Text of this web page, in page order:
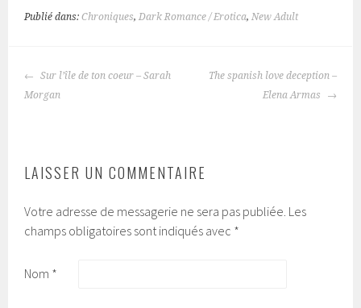
Publié dans:Chroniques, Dark Romance / Erotica, New Adult
NAVIGATION
Sur l’île de ton coeur – Sarah
Morgan
The spanish love deception –
Elena Armas
LAISSER UN COMMENTAIRE
Votre adresse de messagerie ne sera pas publiée. Les
champs obligatoires sont indiqués avec *
Nom *